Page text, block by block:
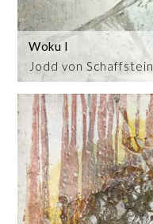
Jodd von Schaffstein
Woku I